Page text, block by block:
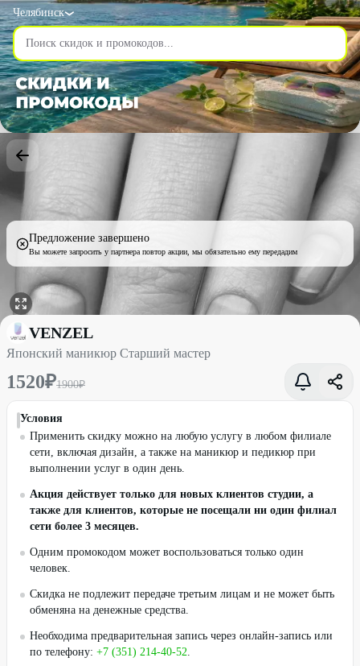
Челябинск
Предложение завершено
Вы можете запросить у партнера повтор акции, мы обязательно ему передадим
Японский маникюр Старший мастер со скидкой 20% -
VENZEL
Японский маникюр Старший мастер
1520₽1900₽
Условия
Применить скидку можно на любую услугу в любом филиале
сети, включая дизайн, а также на маникюр и педикюр при
выполнении услуг в один день.
Акция действует только для новых клиентов студии, а
также для клиентов, которые не посещали ни один филиал
сети более 3 месяцев.
Одним промокодом может воспользоваться только один
человек.
Скидка не подлежит передаче третьим лицам и не может быть
обменяна на денежные средства.
Необходима предварительная запись через онлайн-запись или
по телефону: +7 (351) 214-40-52.